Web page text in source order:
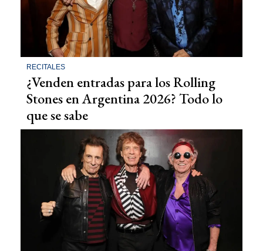
RECITALES
¿Venden entradas para los Rolling
Stones en Argentina 2026? Todo lo
que se sabe